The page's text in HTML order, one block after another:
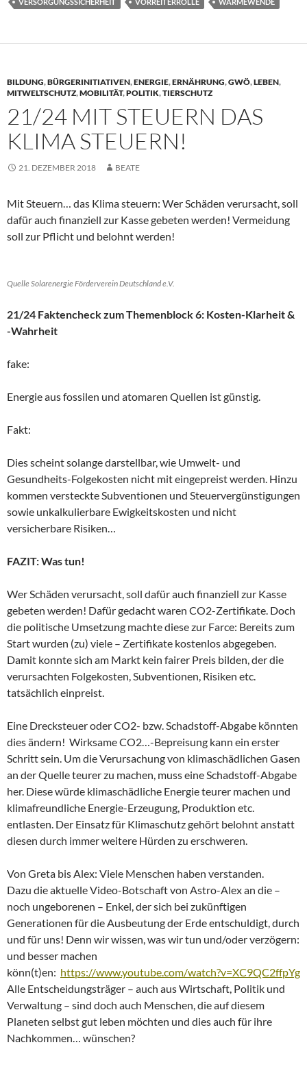
BILDUNG,BÜRGERINITIATIVEN,ENERGIE,ERNÄHRUNG,GWÖ,LEBEN,
MITWELTSCHUTZ,MOBILITÄT,POLITIK,TIERSCHUTZ
21/24 MIT STEUERN DAS
KLIMA STEUERN!
21. DEZEMBER 2018 BEATE
Mit Steuern… das Klima steuern: Wer Schäden verursacht, soll
dafür auch finanziell zur Kasse gebeten werden! Vermeidung
soll zur Pflicht und belohnt werden!
Quelle Solarenergie Förderverein Deutschland e.V.
21/24 Faktencheck zum Themenblock 6: Kosten-Klarheit &
-Wahrheit
fake:
Energie aus fossilen und atomaren Quellen ist günstig.
Fakt:
Dies scheint solange darstellbar, wie Umwelt- und
Gesundheits-Folgekosten nicht mit eingepreist werden. Hinzu
kommen versteckte Subventionen und Steuervergünstigungen
sowie unkalkulierbare Ewigkeitskosten und nicht
versicherbare Risiken…
FAZIT: Was tun!
Wer Schäden verursacht, soll dafür auch finanziell zur Kasse
gebeten werden! Dafür gedacht waren CO2-Zertifikate. Doch
die politische Umsetzung machte diese zur Farce: Bereits zum
Start wurden (zu) viele – Zertifikate kostenlos abgegeben.
Damit konnte sich am Markt kein fairer Preis bilden, der die
verursachten Folgekosten, Subventionen, Risiken etc.
tatsächlich einpreist.
Eine Drecksteuer oder CO2- bzw. Schadstoff-Abgabe könnten
dies ändern! Wirksame CO2…-Bepreisung kann ein erster
Schritt sein. Um die Verursachung von klimaschädlichen Gasen
an der Quelle teurer zu machen, muss eine Schadstoff-Abgabe
her. Diese würde klimaschädliche Energie teurer machen und
klimafreundliche Energie-Erzeugung, Produktion etc.
entlasten. Der Einsatz für Klimaschutz gehört belohnt anstatt
diesen durch immer weitere Hürden zu erschweren.
Von Greta bis Alex: Viele Menschen haben verstanden.
Dazu die aktuelle Video-Botschaft von Astro-Alex an die –
noch ungeborenen – Enkel, der sich bei zukünftigen
Generationen für die Ausbeutung der Erde entschuldigt, durch
und für uns! Denn wir wissen, was wir tun und/oder verzögern:
und besser machen
könn(t)en: https://www.youtube.com/watch?v=XC9QC2ffpYg
Alle Entscheidungsträger – auch aus Wirtschaft, Politik und
Verwaltung – sind doch auch Menschen, die auf diesem
Planeten selbst gut leben möchten und dies auch für ihre
Nachkommen… wünschen?